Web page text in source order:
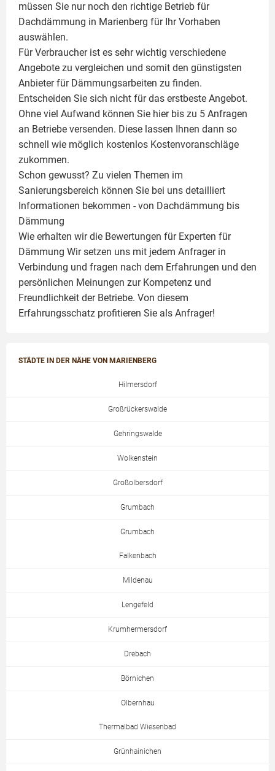
müssen Sie nur noch den richtige Betrieb für
Dachdämmung in Marienberg für Ihr Vorhaben
auswählen.
Für Verbraucher ist es sehr wichtig verschiedene
Angebote zu vergleichen und somit den günstigsten
Anbieter für Dämmungsarbeiten zu finden.
Entscheiden Sie sich nicht für das erstbeste Angebot.
Ohne viel Aufwand können Sie hier bis zu 5 Anfragen
an Betriebe versenden. Diese lassen Ihnen dann so
schnell wie möglich kostenlos Kostenvoranschläge
zukommen.
Schon gewusst? Zu vielen Themen im
Sanierungsbereich können Sie bei uns detailliert
Informationen bekommen - von Dachdämmung bis
Dämmung
Wie erhalten wir die Bewertungen für Experten für
Dämmung Wir setzen uns mit jedem Anfrager in
Verbindung und fragen nach dem Erfahrungen und den
persönlichen Meinungen zur Kompetenz und
Freundlichkeit der Betriebe. Von diesem
Erfahrungsschatz profitieren Sie als Anfrager!
STÄDTE IN DER NÄHE VON MARIENBERG
Hilmersdorf
Großrückerswalde
Gehringswalde
Wolkenstein
Großolbersdorf
Grumbach
Grumbach
Falkenbach
Mildenau
Lengefeld
Krumhermersdorf
Drebach
Börnichen
Olbernhau
Thermalbad Wiesenbad
Grünhainichen